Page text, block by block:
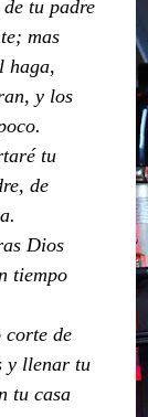
tu padre
mas
haga,
y los
tu
de
Dios
tiempo
corte de
y llenar tu
tu casa